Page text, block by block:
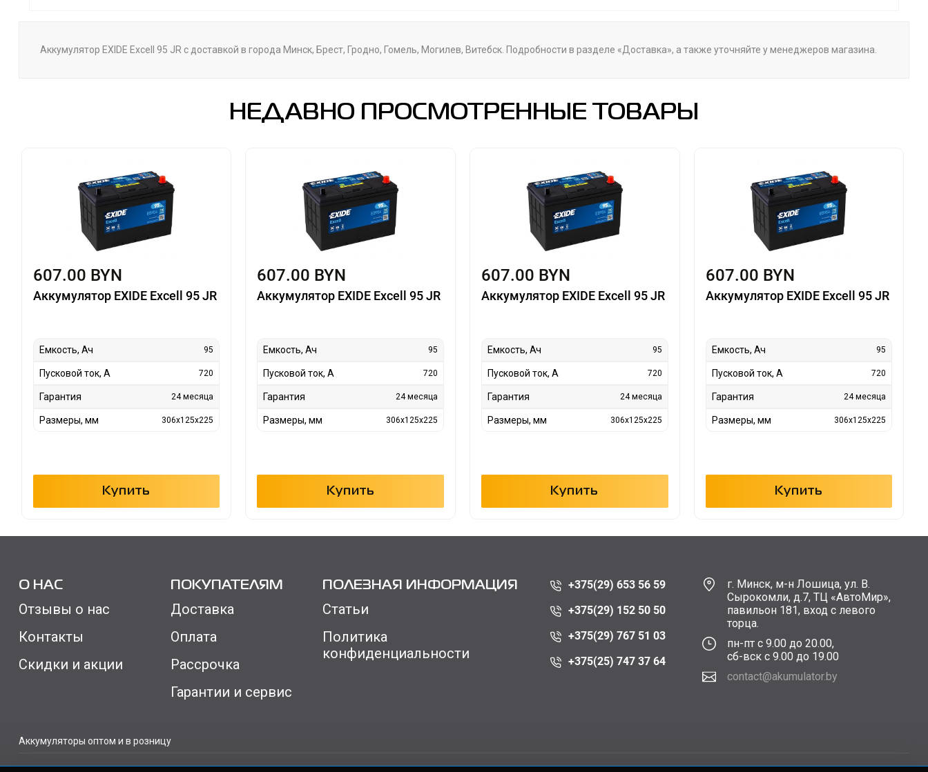
Аккумулятор EXIDE Excell 95 JR с доставкой в города Минск, Брест, Гродно, Гомель, Могилев, Витебск. Подробности в разделе «Доставка», а также уточняйте у менеджеров магазина.
НЕДАВНО ПРОСМОТРЕННЫЕ ТОВАРЫ
607.00 BYN
Аккумулятор EXIDE Excell 95 JR
Емкость, Ач 95
Пусковой ток, А 720
Гарантия 24 месяца
Размеры, мм 306x125x225
Купить
607.00 BYN
Аккумулятор EXIDE Excell 95 JR
Емкость, Ач 95
Пусковой ток, А 720
Гарантия 24 месяца
Размеры, мм 306x125x225
Купить
607.00 BYN
Аккумулятор EXIDE Excell 95 JR
Емкость, Ач 95
Пусковой ток, А 720
Гарантия 24 месяца
Размеры, мм 306x125x225
Купить
607.00 BYN
Аккумулятор EXIDE Excell 95 JR
Емкость, Ач 95
Пусковой ток, А 720
Гарантия 24 месяца
Размеры, мм 306x125x225
Купить
О НАС
Отзывы о нас
Контакты
Скидки и акции
ПОКУПАТЕЛЯМ
Доставка
Оплата
Рассрочка
Гарантии и сервис
ПОЛЕЗНАЯ ИНФОРМАЦИЯ
Статьи
Политика
конфиденциальности
+375(29) 653 56 59
+375(29) 152 50 50
+375(29) 767 51 03
+375(25) 747 37 64
г. Минск, м-н Лошица, ул. В.
Сырокомли, д.7, ТЦ «АвтоМир»,
павильон 181, вход с левого
торца.
пн-пт с 9.00 до 20.00,
сб-вск с 9.00 до 19.00
contact@akumulator.by
Аккумуляторы оптом и в розницу